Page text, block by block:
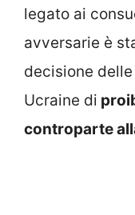
legato ai
avversarie è
decisione delle
Ucraine di
controparte